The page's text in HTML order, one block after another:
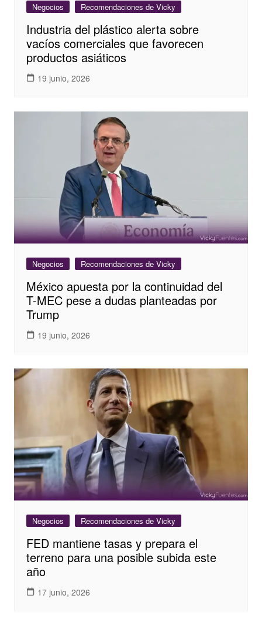
Negocios Recomendaciones de Vicky
Industria del plástico alerta sobre
vacíos comerciales que favorecen
productos asiáticos
19 junio, 2026
Negocios Recomendaciones de Vicky
México apuesta por la continuidad del
T-MEC pese a dudas planteadas por
Trump
19 junio, 2026
Negocios Recomendaciones de Vicky
FED mantiene tasas y prepara el
terreno para una posible subida este
año
17 junio, 2026